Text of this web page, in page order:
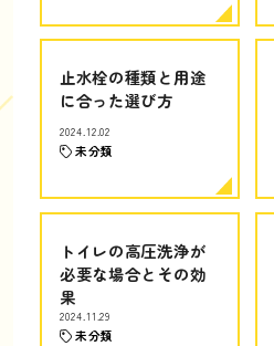
止水栓の種類と用途
に合った選び方
2024.12.02
未分類
トイレの高圧洗浄が
必要な場合とその効
果
2024.11.29
未分類